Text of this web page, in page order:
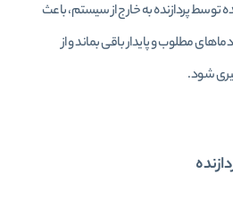
توسط پردازنده به خارج از سیستم، باعث
مطلوب و پایدار باقی بماند و از
شود.